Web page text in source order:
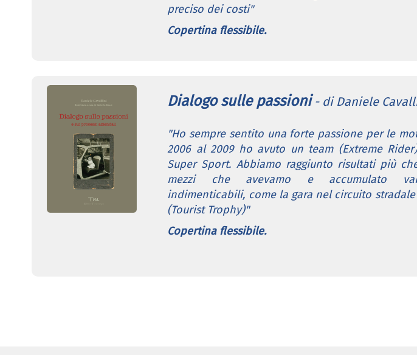
preciso dei costi"
Copertina flessibile.
Dialogo sulle passioni - di Daniele
"Ho sempre sentito una forte passione per le
2006 al 2009 ho avuto un team (Extreme
Super Sport. Abbiamo raggiunto risultati più
mezzi che avevamo e accumulato
indimenticabili, come la gara nel circuito stradale
(Tourist Trophy)"
Copertina flessibile.